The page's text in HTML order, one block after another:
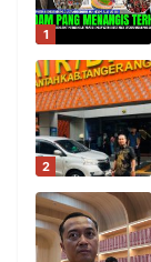
1
2